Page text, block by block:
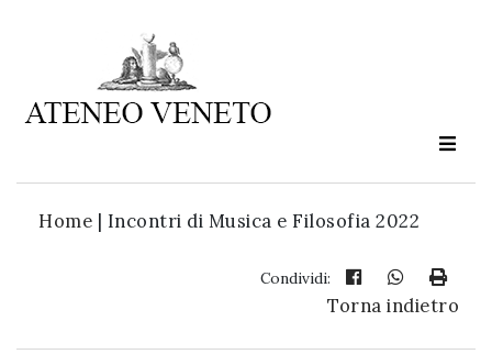
Home | Incontri di Musica e Filosofia 2022
Condividi:
Torna indietro
Ateneo
è
cultura